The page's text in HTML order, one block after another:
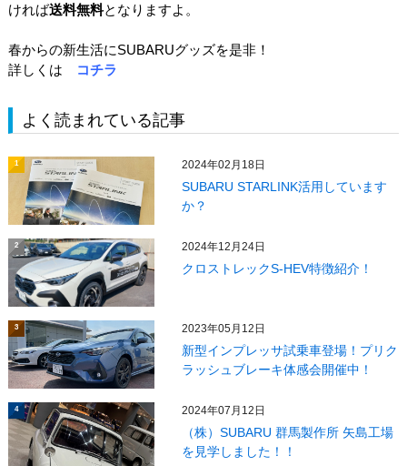
ければ送料無料となりますよ。
春からの新生活にSUBARUグッズを是非！
詳しくは
コチラ
よく読まれている記事
1 2024年02月18日
SUBARU STARLINK活用しています
か？
2 2024年12月24日
クロストレックS-HEV特徴紹介！
3 2023年05月12日
新型インプレッサ試乗車登場！プリク
ラッシュブレーキ体感会開催中！
4 2024年07月12日
（株）SUBARU 群馬製作所 矢島工場
を見学しました！！